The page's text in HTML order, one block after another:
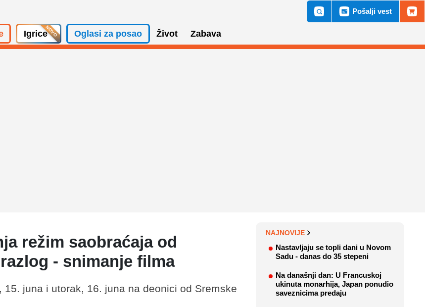
Igrice Oglasi za posao Život Zabava
Pošalji vest
režim saobraćaja od
- snimanje filma
juna i utorak, 16. juna na deonici od Sremske
NAJNOVIJE
Nastavljaju se topli dani u Novom
Sadu - danas do 35 stepeni
Na današnji dan: U Francuskoj
ukinuta monarhija, Japan ponudio
saveznicima predaju